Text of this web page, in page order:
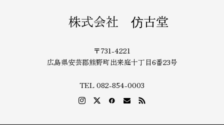
株式会社 仿古堂
〒731-4221
広島県安芸郡熊野町出来庭十丁目6番23号
TEL 082-854-0003